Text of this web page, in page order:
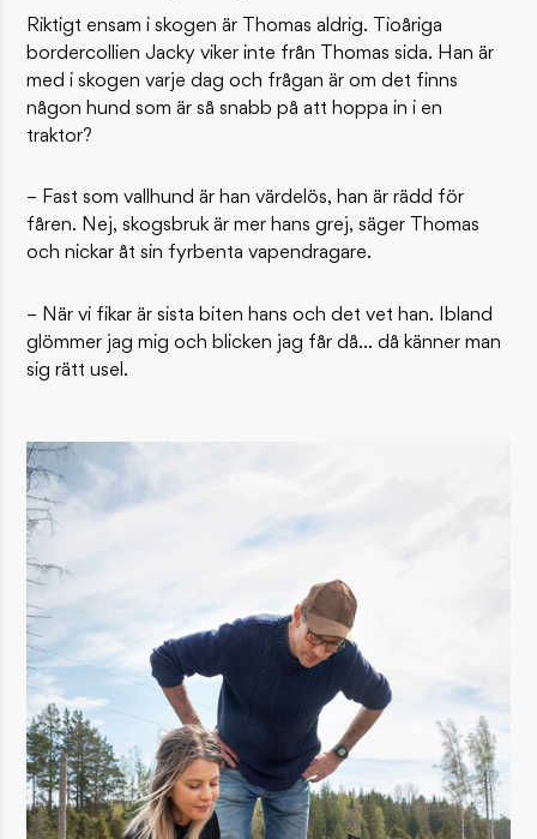
Riktigt ensam i skogen är Thomas aldrig. Tioåriga
bordercollien Jacky viker inte från Thomas sida. Han är
med i skogen varje dag och frågan är om det finns
någon hund som är så snabb på att hoppa in i en
traktor?
– Fast som vallhund är han värdelös, han är rädd för
fåren. Nej, skogsbruk är mer hans grej, säger Thomas
och nickar åt sin fyrbenta vapendragare.
– När vi fikar är sista biten hans och det vet han. Ibland
glömmer jag mig och blicken jag får då… då känner man
sig rätt usel.